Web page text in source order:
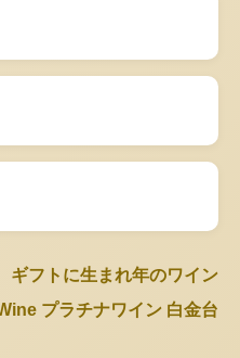
ギフトに生まれ年のワイン
プラチナワイン 白金台